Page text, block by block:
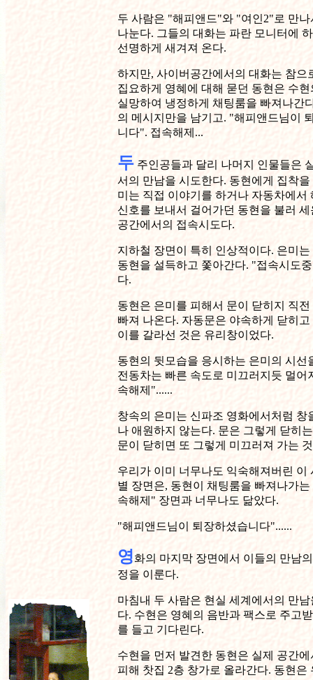
두 사람은 "해피앤드"와 "여인2"로 만나
나눈다. 그들의 대화는 파란 모니터에
선명하게 새겨져 온다.
하지만, 사이버공간에서의 대화는 참으
집요하게 영혜에 대해 묻던 동현은 수
실망하여 냉정하게 채팅룸을 빠져나간
의 메시지만을 남기고. "해피앤드님이
니다". 접속해제...
두 주인공들과 달리 나머지 인물들은
서의 만남을 시도한다. 동현에게 집착을
미는 직접 이야기를 하거나 자동차에서
신호를 보내서 걸어가던 동현을 불러
공간에서의 접속시도다.
지하철 장면이 특히 인상적이다. 은미
동현을 설득하고 쫓아간다. "접속시도
다.
동현은 은미를 피해서 문이 닫히지 직
빠져 나온다. 자동문은 야속하게 닫히고
이를 갈라선 것은 유리창이었다.
동현의 뒷모습을 응시하는 은미의 시선
전동차는 빠른 속도로 미끄러지듯 멀어
속해제"......
창속의 은미는 신파조 영화에서처럼 창
나 애원하지 않는다. 문은 그렇게 닫히
문이 닫히면 또 그렇게 미끄러져 가는
우리가 이미 너무나도 익숙해져버린 이
별 장면은, 동현이 채팅룸을 빠져나가
속해제" 장면과 너무나도 닮았다.
"해피앤드님이 퇴장하셨습니다"......
영화의 마지막 장면에서 이들의 만남
정을 이룬다.
마침내 두 사람은 현실 세계에서의 만
다. 수현은 영혜의 음반과 팩스로 주고
를 들고 기다린다.
수현을 먼저 발견한 동현은 실제 공간
피해 찻집 2층 창가로 올라간다. 동현은